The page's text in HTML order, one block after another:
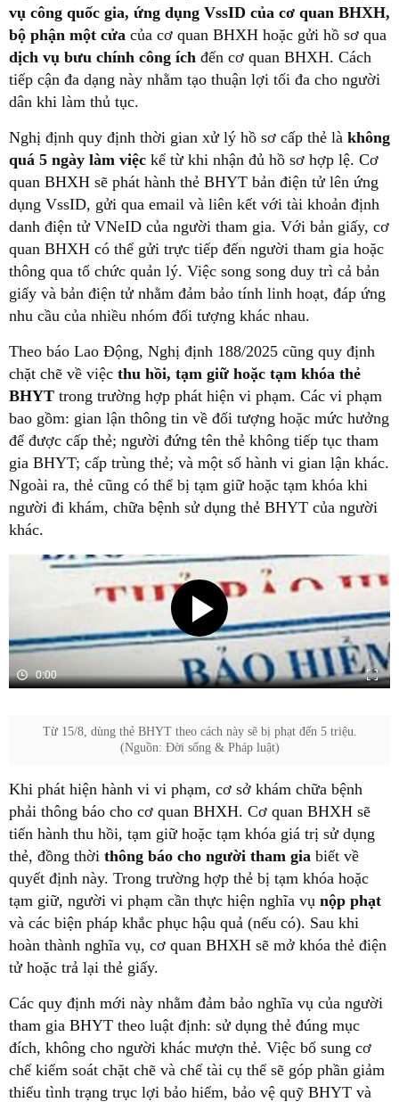
vụ công quốc gia, ứng dụng VssID của cơ quan BHXH,
bộ phận một cửa của cơ quan BHXH hoặc gửi hồ sơ qua
dịch vụ bưu chính công ích đến cơ quan BHXH. Cách
tiếp cận đa dạng này nhằm tạo thuận lợi tối đa cho người
dân khi làm thủ tục.
Nghị định quy định thời gian xử lý hồ sơ cấp thẻ là không
quá 5 ngày làm việc kể từ khi nhận đủ hồ sơ hợp lệ. Cơ
quan BHXH sẽ phát hành thẻ BHYT bản điện tử lên ứng
dụng VssID, gửi qua email và liên kết với tài khoản định
danh điện tử VNeID của người tham gia. Với bản giấy, cơ
quan BHXH có thể gửi trực tiếp đến người tham gia hoặc
thông qua tổ chức quản lý. Việc song song duy trì cả bản
giấy và bản điện tử nhằm đảm bảo tính linh hoạt, đáp ứng
nhu cầu của nhiều nhóm đối tượng khác nhau.
Theo báo Lao Động, Nghị định 188/2025 cũng quy định
chặt chẽ về việc thu hồi, tạm giữ hoặc tạm khóa thẻ
BHYT trong trường hợp phát hiện vi phạm. Các vi phạm
bao gồm: gian lận thông tin về đối tượng hoặc mức hưởng
để được cấp thẻ; người đứng tên thẻ không tiếp tục tham
gia BHYT; cấp trùng thẻ; và một số hành vi gian lận khác.
Ngoài ra, thẻ cũng có thể bị tạm giữ hoặc tạm khóa khi
người đi khám, chữa bệnh sử dụng thẻ BHYT của người
khác.
Từ 15/8, dùng thẻ BHYT theo cách này sẽ bị phạt đến 5 triệu.
(Nguồn: Đời sống & Pháp luật)
Khi phát hiện hành vi vi phạm, cơ sở khám chữa bệnh
phải thông báo cho cơ quan BHXH. Cơ quan BHXH sẽ
tiến hành thu hồi, tạm giữ hoặc tạm khóa giá trị sử dụng
thẻ, đồng thời thông báo cho người tham gia biết về
quyết định này. Trong trường hợp thẻ bị tạm khóa hoặc
tạm giữ, người vi phạm cần thực hiện nghĩa vụ nộp phạt
và các biện pháp khắc phục hậu quả (nếu có). Sau khi
hoàn thành nghĩa vụ, cơ quan BHXH sẽ mở khóa thẻ điện
tử hoặc trả lại thẻ giấy.
Các quy định mới này nhằm đảm bảo nghĩa vụ của người
tham gia BHYT theo luật định: sử dụng thẻ đúng mục
đích, không cho người khác mượn thẻ. Việc bổ sung cơ
chế kiểm soát chặt chẽ và chế tài cụ thể sẽ góp phần giảm
thiểu tình trạng trục lợi bảo hiểm, bảo vệ quỹ BHYT và